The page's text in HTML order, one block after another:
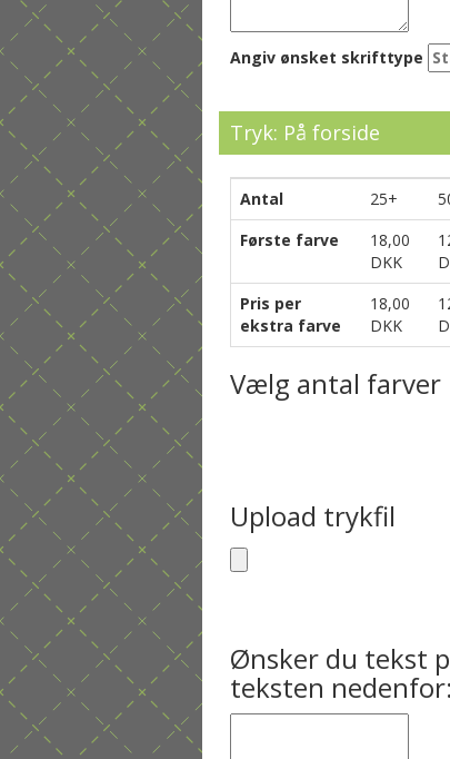
Angiv ønsket skrifttype
Tryk: På forside
Antal 25+
Første farve
18,00
DKK
Pris per
ekstra farve
18,00
DKK
Vælg antal farver
Upload trykfil
Ønsker du tekst
teksten nedenfor: